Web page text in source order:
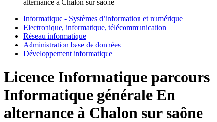
alternance à Chalon sur saône
Informatique - Systèmes d’information et numérique
Electronique, informatique, télécommunication
Réseau informatique
Administration base de données
Développement informatique
Licence Informatique parcours
Informatique générale En
alternance à Chalon sur saône